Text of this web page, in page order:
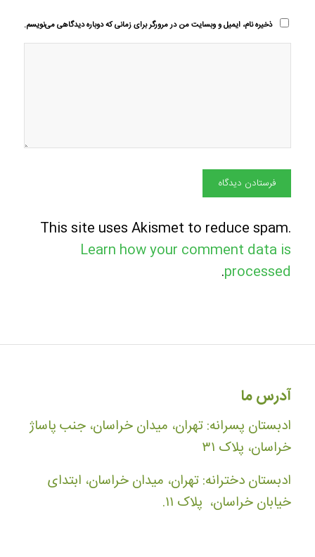
ذخیره نام، ایمیل و وبسایت من در مرورگر برای زمانی که دوباره دیدگاهی می‌نویسم.
This site uses Akismet to reduce spam.
Learn how your comment data is
processed
.
آدرس ما
ادبستان پسرانه: تهران، میدان خراسان، جنب پاساژ
خراسان، پلاک ۳۱
ادبستان دخترانه: تهران، میدان خراسان، ابتدای
خیابان خراسان، پلاک ۱۱.